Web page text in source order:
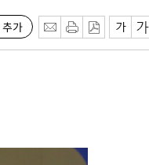
가